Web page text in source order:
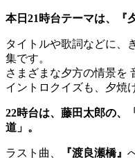
本日21時台テーマは、『
タイトルや歌詞などに、
集です。
さまざまな夕方の情景を
イントロクイズも、夕焼
22時台は、藤田太郎の、
道」。
ラスト曲、 『渡良瀬橋』